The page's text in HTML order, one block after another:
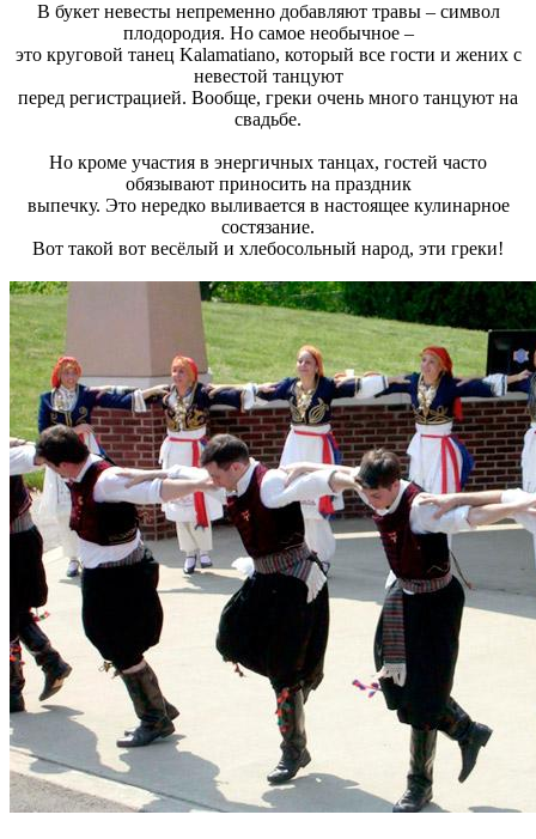
В букет невесты непременно добавляют травы – символ
плодородия. Но самое необычное –
это круговой танец Kalamatiano, который все гости и жених с
невестой танцуют
перед регистрацией. Вообще, греки очень много танцуют на
свадьбе.
Но кроме участия в энергичных танцах, гостей часто
обязывают приносить на праздник
выпечку. Это нередко выливается в настоящее кулинарное
состязание.
Вот такой вот весёлый и хлебосольный народ, эти греки!